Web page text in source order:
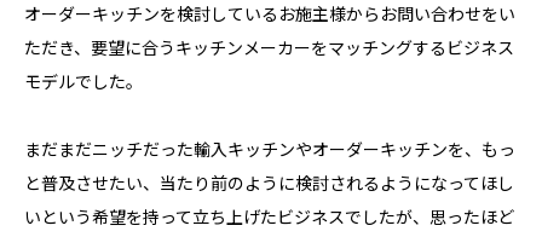
オーダーキッチンを検討しているお施主様からお問い合わせをい
ただき、要望に合うキッチンメーカーをマッチングするビジネス
モデルでした。
まだまだニッチだった輸入キッチンやオーダーキッチンを、もっ
と普及させたい、当たり前のように検討されるようになってほし
いという希望を持って立ち上げたビジネスでしたが、思ったほど